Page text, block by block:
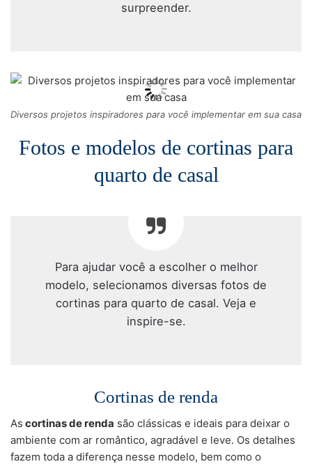
surpreender.
Diversos projetos inspiradores para você implementar em sua casa
Fotos e modelos de cortinas para
quarto de casal
Para ajudar você a escolher o melhor
modelo, selecionamos diversas fotos de
cortinas para quarto de casal. Veja e
inspire-se.
Cortinas de renda
As cortinas de renda são clássicas e ideais para deixar o
ambiente com ar romântico, agradável e leve. Os detalhes
fazem toda a diferença nesse modelo, bem como o